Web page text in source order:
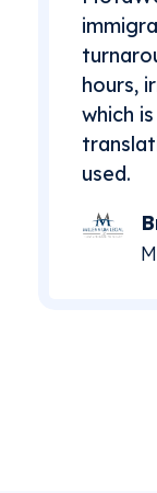
hours,
which
used.